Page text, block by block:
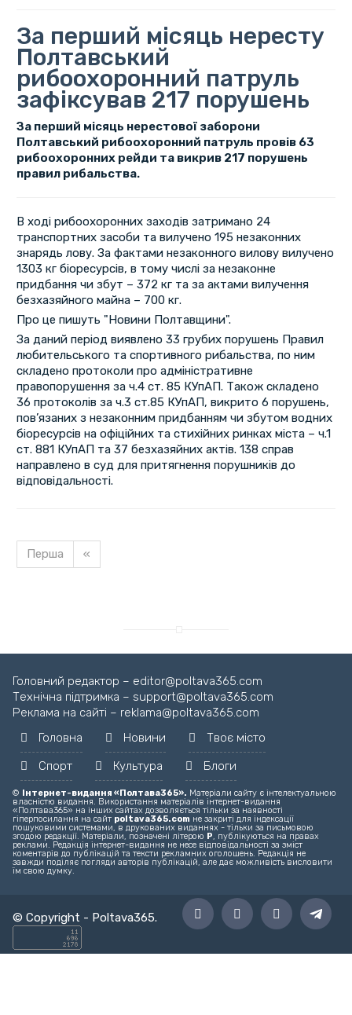
За перший місяць нересту
Полтавський
рибоохоронний патруль
зафіксував 217 порушень
За перший місяць нерестової заборони
Полтавський рибоохоронний патруль провів 63
рибоохоронних рейди та викрив 217 порушень
правил рибальства.
В ході рибоохоронних заходів затримано 24
транспортних засоби та вилучено 195 незаконних
знарядь лову. За фактами незаконного вилову вилучено
1303 кг біоресурсів, в тому числі за незаконне
придбання чи збут – 372 кг та за актами вилучення
безхазяйного майна – 700 кг.
Про це пишуть "Новини Полтавщини".
За даний період виявлено 33 грубих порушень Правил
любительського та спортивного рибальства, по ним
складено протоколи про адміністративне
правопорушення за ч.4 ст. 85 КУпАП. Також складено
36 протоколів за ч.3 ст.85 КУпАП, викрито 6 порушень,
пов’язаних з незаконним придбанням чи збутом водних
біоресурсів на офіційних та стихійних ринках міста – ч.1
ст. 881 КУпАП та 37 безхазяйних актів. 138 справ
направлено в суд для притягнення порушників до
відповідальності.
Перша «
Завантажуємо новину...
Головний редактор – editor@poltava365.com
Технічна підтримка – support@poltava365.com
Реклама на сайті – reklama@poltava365.com
Головна
Новини
Твоє місто
Спорт
Інтернет-видання «Полтава365».
Матеріали сайту є інтелектуальною
власністю видання. Використання матеріалів інтернет-видання
«Полтава365» на інших сайтах дозволяється тільки за наявності
гіперпосилання на сайт
пошуковими системами, в друкованих виданнях - тільки за письмовою
згодою редакції. Матеріали, позначені літерою